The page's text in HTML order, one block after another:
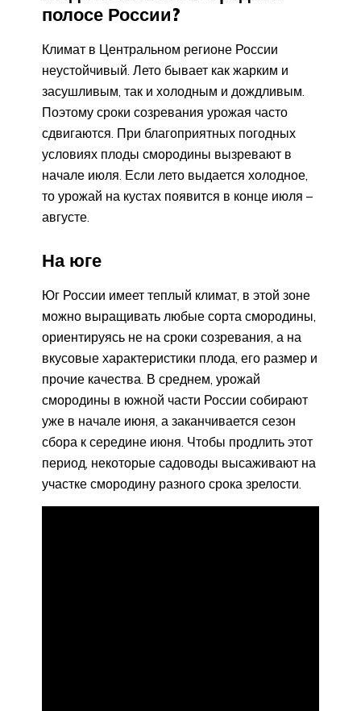
полосе России?
Климат в Центральном регионе России
неустойчивый. Лето бывает как жарким и
засушливым, так и холодным и дождливым.
Поэтому сроки созревания урожая часто
сдвигаются. При благоприятных погодных
условиях плоды смородины вызревают в
начале июля. Если лето выдается холодное,
то урожай на кустах появится в конце июля –
августе.
На юге
Юг России имеет теплый климат, в этой зоне
можно выращивать любые сорта смородины,
ориентируясь не на сроки созревания, а на
вкусовые характеристики плода, его размер и
прочие качества. В среднем, урожай
смородины в южной части России собирают
уже в начале июня, а заканчивается сезон
сбора к середине июня. Чтобы продлить этот
период, некоторые садоводы высаживают на
участке смородину разного срока зрелости.